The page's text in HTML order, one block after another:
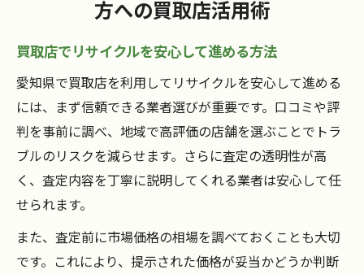
方への買取店活用術
買取店でリサイクルを安心して進める方法
愛知県で買取店を利用してリサイクルを安心して進める
には、まず信頼できる業者選びが重要です。口コミや評
判を事前に調べ、地域で高評価の店舗を選ぶことでトラ
ブルのリスクを減らせます。さらに査定の透明性が高
く、査定内容を丁寧に説明してくれる業者は安心して任
せられます。
また、査定前に市場価格の相場を調べておくことも大切
です。これにより、提示された価格が妥当かどうか判断